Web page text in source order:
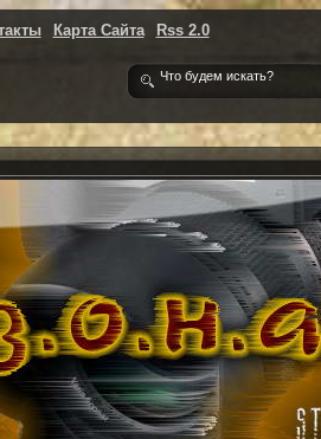
Карта Сайта Rss 2.0